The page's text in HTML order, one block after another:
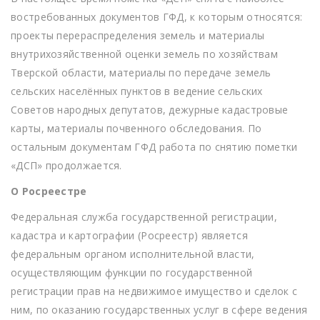
востребованных документов ГФД, к которым относятся:
проекты перераспределения земель и материалы
внутрихозяйственной оценки земель по хозяйствам
Тверской области, материалы по передаче земель
сельских населённых пунктов в ведение сельских
Советов народных депутатов, дежурные кадастровые
карты, материалы почвенного обследования. По
остальным документам ГФД работа по снятию пометки
«ДСП» продолжается.
О Росреестре
Федеральная служба государственной регистрации,
кадастра и картографии (Росреестр) является
федеральным органом исполнительной власти,
осуществляющим функции по государственной
регистрации прав на недвижимое имущество и сделок с
ним, по оказанию государственных услуг в сфере ведения